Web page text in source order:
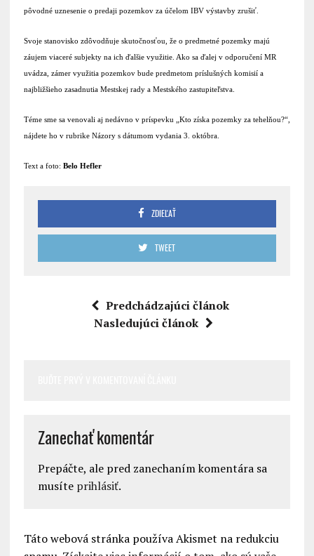
pôvodné uznesenie o predaji pozemkov za účelom IBV výstavby zrušiť.
Svoje stanovisko zdôvodňuje skutočnosťou, že o predmetné pozemky majú
záujem viaceré subjekty na ich ďalšie využitie. Ako sa ďalej v odporučení MR
uvádza, zámer využitia pozemkov bude predmetom príslušných komisií a
najbližšieho zasadnutia Mestskej rady a Mestského zastupiteľstva.
Téme sme sa venovali aj nedávno v príspevku „Kto získa pozemky za tehelňou?“,
nájdete ho v rubrike Názory s dátumom vydania 3. októbra.
Text a foto: Belo Hefler
ZDIEĽAŤ
TWEET
Predchádzajúci článok
Nasledujúci článok
Zanechať komentár
Prepáčte, ale pred zanechaním komentára sa
musíte prihlásiť.
Táto webová stránka používa Akismet na redukciu